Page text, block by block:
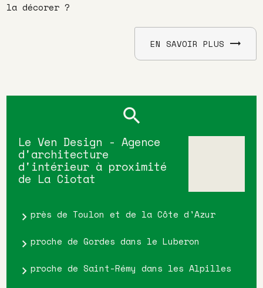
la décorer ?
EN SAVOIR PLUS
Le Ven Design - Agence
d'architecture
d'intérieur à proximité
de La Ciotat
près de Toulon et de la Côte d'Azur
proche de Gordes dans le Luberon
proche de Saint-Rémy dans les Alpilles